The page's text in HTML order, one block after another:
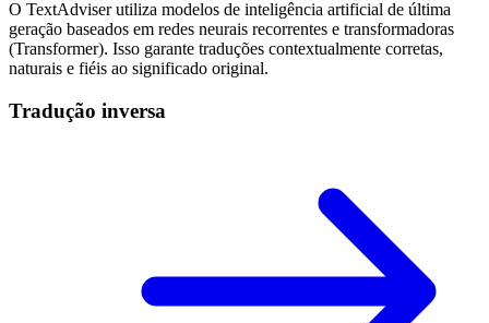
O TextAdviser utiliza modelos de inteligência artificial de última
geração baseados em redes neurais recorrentes e transformadoras
(Transformer). Isso garante traduções contextualmente corretas,
naturais e fiéis ao significado original.
Tradução inversa